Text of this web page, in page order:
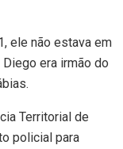
ele não estava em
era irmão do
Territorial de
policial para